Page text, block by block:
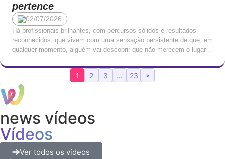
pertence
02/07/2026
Há profissionais brilhantes, com percursos sólidos e resultados
reconhecidos, que vivem com uma sensação persistente de que, em
qualquer momento, alguém vai descobrir que não merecem o lugar
terem conseguido enganar quem os avaliou. Que, mais tarde ou
1 2 3 … 23 >
news vídeos
Vídeos
Ver todos os vídeos